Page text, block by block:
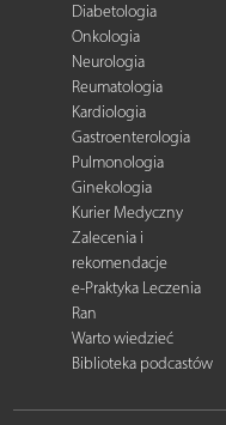
Diabetologia
Onkologia
Neurologia
Reumatologia
Kardiologia
Gastroenterologia
Pulmonologia
Ginekologia
Kurier Medyczny
Zalecenia i
rekomendacje
e-Praktyka Leczenia
Ran
Warto wiedzieć
Biblioteka podcastów